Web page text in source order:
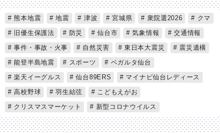
熊本地震 地震 津波 宮城県 衆院選2026
クマ
旧優生保護法
防災 仙台市 気象情報
交通情報
事件・事故・火事
自然災害 東日本大震災
震災遺構
能登半島地震
スポーツ
ベガルタ仙台
楽天イーグルス
仙台89ERS
マイナビ仙台レディース
高校野球
羽生結弦
こどもえがお
クリスマスマーケット
新型コロナウイルス